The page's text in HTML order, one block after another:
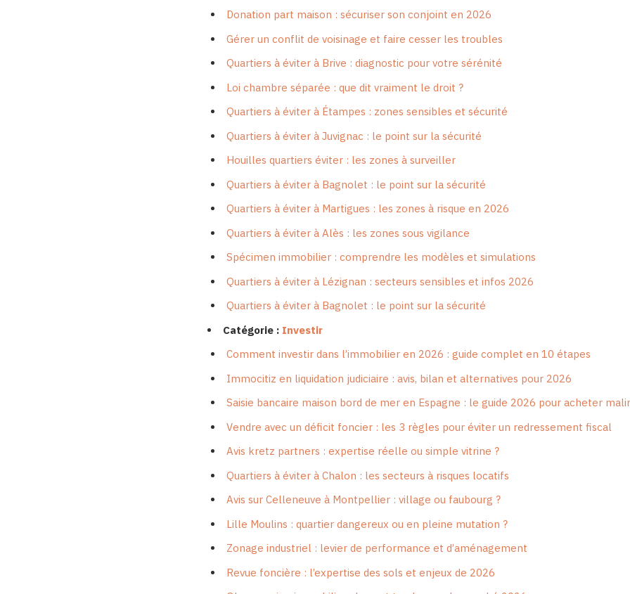
Donation part maison : sécuriser son conjoint en 2026
Gérer un conflit de voisinage et faire cesser les troubles
Quartiers à éviter à Brive : diagnostic pour votre sérénité
Loi chambre séparée : que dit vraiment le droit ?
Quartiers à éviter à Étampes : zones sensibles et sécurité
Quartiers à éviter à Juvignac : le point sur la sécurité
Houilles quartiers éviter : les zones à surveiller
Quartiers à éviter à Bagnolet : le point sur la sécurité
Quartiers à éviter à Martigues : les zones à risque en 2026
Quartiers à éviter à Alès : les zones sous vigilance
Spécimen immobilier : comprendre les modèles et simulations
Quartiers à éviter à Lézignan : secteurs sensibles et infos 2026
Quartiers à éviter à Bagnolet : le point sur la sécurité
Catégorie : Investir
Comment investir dans l’immobilier en 2026 : guide complet en 10 étapes
Immocitiz en liquidation judiciaire : avis, bilan et alternatives pour 2026
Saisie bancaire maison bord de mer en Espagne : le guide 2026 pour acheter
Vendre avec un déficit foncier : les 3 règles pour éviter un redressement fiscal
Avis kretz partners : expertise réelle ou simple vitrine ?
Quartiers à éviter à Chalon : les secteurs à risques locatifs
Avis sur Celleneuve à Montpellier : village ou faubourg ?
Lille Moulins : quartier dangereux ou en pleine mutation ?
Zonage industriel : levier de performance et d’aménagement
Revue foncière : l’expertise des sols et enjeux de 2026